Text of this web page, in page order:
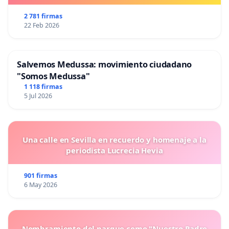
2 781 firmas
22 Feb 2026
Salvemos Medussa: movimiento ciudadano
"Somos Medussa"
1 118 firmas
5 Jul 2026
Una calle en Sevilla en recuerdo y homenaje a la
periodista Lucrecia Hevia
901 firmas
6 May 2026